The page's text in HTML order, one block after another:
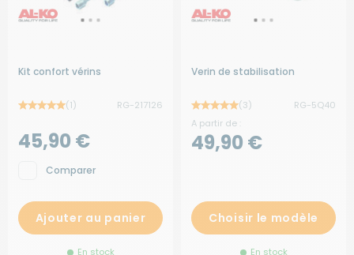
Kit confort vérins
(1) RG-217126
45,90 €
Comparer
Ajouter au panier
En stock
Verin de stabilisation
(3)
RG-5Q40
A partir de :
49,90 €
Choisir le modèle
En stock